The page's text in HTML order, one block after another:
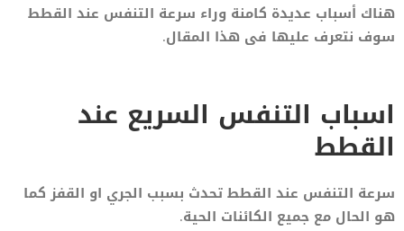
هناك أسباب عديدة كامنة وراء سرعة التنفس عند القطط
سوف نتعرف عليها فى هذا المقال.
اسباب التنفس السريع عند
القطط
سرعة التنفس عند القطط تحدث بسبب الجري او القفز كما
هو الحال مع جميع الكائنات الحية.